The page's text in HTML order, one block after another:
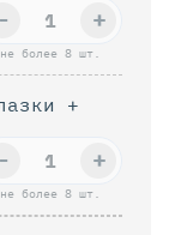
не более 8 шт.
+
-
+
не более 8 шт.
+
-